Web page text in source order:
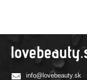
info@lovebeauty.sk